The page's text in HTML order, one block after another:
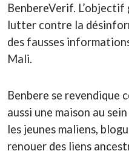
BenbereVerif.
lutter contre la
des fausses
Mali.
Benbere se revendique
aussi une maison au
les jeunes maliens,
renouer des liens